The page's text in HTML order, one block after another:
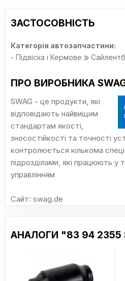
ЗАСТОСОВНІСТЬ
Категорія автозапчастини:
- Підвіска і Кермове
ПРО ВИРОБНИКА
SWAG - це продукти, які
відповідають найвищим
стандартам якості,
зносостійкості та точності
контролюється кількома
підрозділами, які працюють у
управлінням
Сайт: swag.de
АНАЛОГИ "83 94 2355